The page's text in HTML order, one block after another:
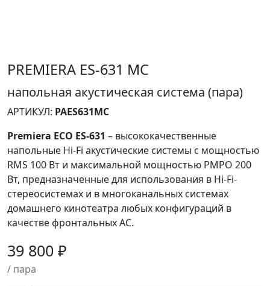
PREMIERA ES-631 MC
напольная акустическая система (пара)
АРТИКУЛ: PAES631MC
Premiera ECO ES-631 – высококачественные
напольные Hi-Fi акустические системы с мощностью
RMS 100 Вт и максимальной мощностью PMPO 200
Вт, предназначенные для использования в Hi-Fi-
стереосистемах и в многоканальных системах
домашнего кинотеатра любых конфигураций в
качестве фронтальных АС.
39 800 ₽
/ пара